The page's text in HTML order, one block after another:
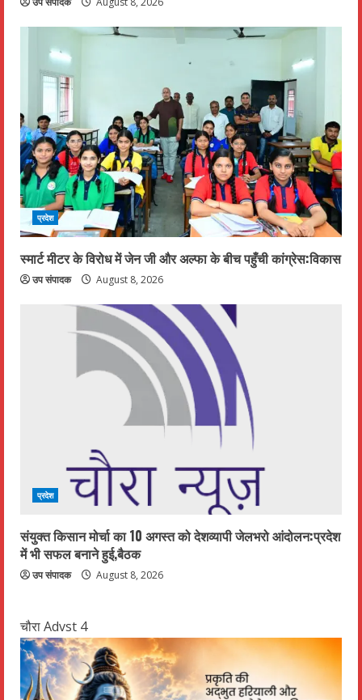
g
प्रदेश
स्मार्ट मीटर के विरोध में जेन जी और अल्फा के बीच पहुँची कांग्रेस:विकास
उप संपादक August 8, 2026
प्रदेश
संयुक्त किसान मोर्चा का 10 अगस्त को देशव्यापी जेलभरो आंदोलन:प्रदेश
में भी सफल बनाने हुई,बैठक
उप संपादक August 8, 2026
चौरा Advst 4